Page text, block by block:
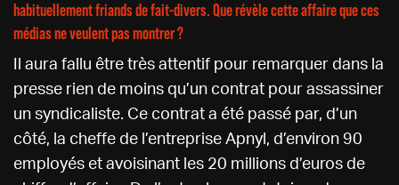
habituellement friands de fait-divers. Que révèle cette affaire que ces
médias ne veulent pas montrer ?
Il aura fallu être très attentif pour remarquer dans la
presse rien de moins qu’un contrat pour assassiner
un syndicaliste. Ce contrat a été passé par, d’un
côté, la cheffe de l’entreprise Apnyl, d’environ 90
employés et avoisinant les 20 millions d’euros de